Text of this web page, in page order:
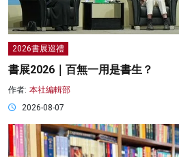
2026書展巡禮
書展2026｜百無一用是書生？
作者: 本社編輯部
2026-08-07